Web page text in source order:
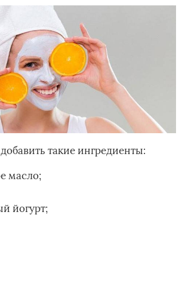
такие ингредиенты:
масло;
йогурт;